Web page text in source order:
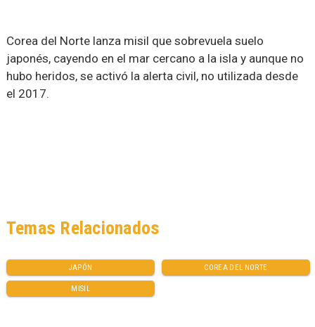
Corea del Norte lanza misil que sobrevuela suelo
japonés, cayendo en el mar cercano a la isla y aunque no
hubo heridos, se activó la alerta civil, no utilizada desde
el 2017.
JAPÓN COREA DEL NORTE
MISIL
Temas Relacionados